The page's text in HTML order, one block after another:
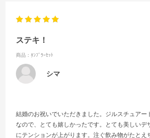
ステキ！
商品：ﾀﾝﾌﾞﾗｰｾｯﾄ
シマ
結婚のお祝いでいただきました。ジルスチュアー
なので、とても嬉しかったです。とても美しいデ
にテンションが上がります。注ぐ飲み物がたとえ